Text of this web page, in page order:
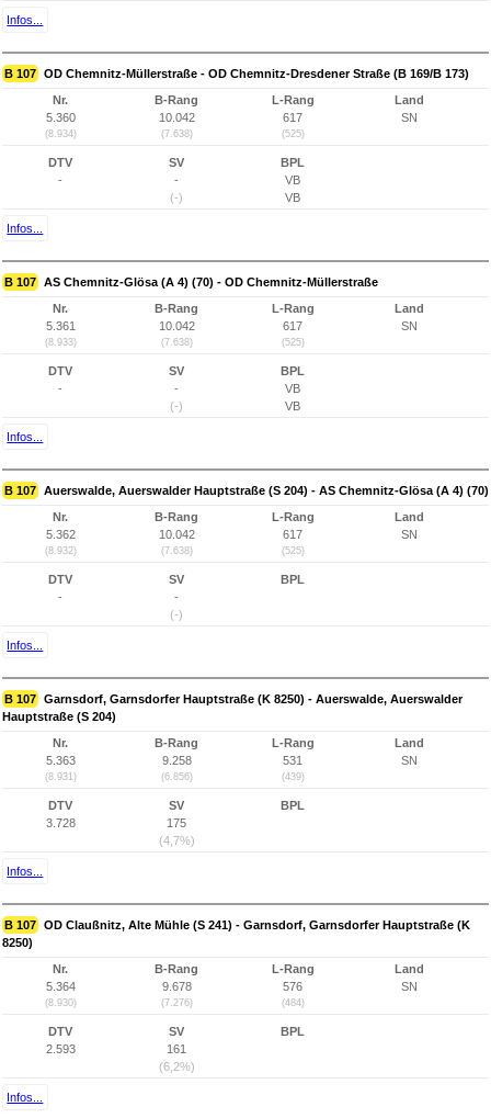
Infos...
B 107 OD Chemnitz-Müllerstraße - OD Chemnitz-Dresdener Straße (B 169/B 173)
Nr.
5.360
(8.934)
B-Rang
10.042
(7.638)
L-Rang
617
(525)
Land
SN
DTV
-
SV
-
(-)
BPL
VB
VB
Infos...
B 107 AS Chemnitz-Glösa (A 4) (70) - OD Chemnitz-Müllerstraße
Nr.
5.361
(8.933)
B-Rang
10.042
(7.638)
L-Rang
617
(525)
Land
SN
DTV
-
SV
-
(-)
BPL
VB
VB
Infos...
B 107 Auerswalde, Auerswalder Hauptstraße (S 204) - AS Chemnitz-Glösa (A 4) (70)
Nr.
5.362
(8.932)
B-Rang
10.042
(7.638)
L-Rang
617
(525)
Land
SN
DTV
-
SV
-
(-)
BPL
Infos...
B 107 Garnsdorf, Garnsdorfer Hauptstraße (K 8250) - Auerswalde, Auerswalder
Hauptstraße (S 204)
Nr.
5.363
(8.931)
B-Rang
9.258
(6.856)
L-Rang
531
(439)
Land
SN
DTV
3.728
SV
175
(4,7%)
BPL
Infos...
B 107 OD Claußnitz, Alte Mühle (S 241) - Garnsdorf, Garnsdorfer Hauptstraße (K
8250)
Nr.
5.364
(8.930)
B-Rang
9.678
(7.276)
L-Rang
576
(484)
Land
SN
DTV
2.593
SV
161
(6,2%)
BPL
Infos...